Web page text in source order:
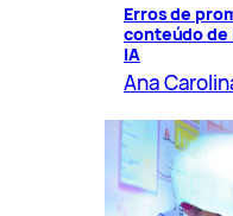
Erros de
conteúdo de
IA
Ana